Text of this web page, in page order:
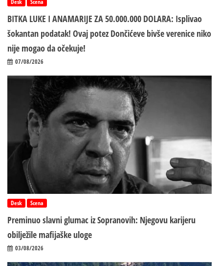
Desk Scena
BITKA LUKE I ANAMARIJE ZA 50.000.000 DOLARA: Isplivao
šokantan podatak! Ovaj potez Dončićeve bivše verenice niko
nije mogao da očekuje!
07/08/2026
Desk Scena
Preminuo slavni glumac iz Sopranovih: Njegovu karijeru
obilježile mafijaške uloge
03/08/2026